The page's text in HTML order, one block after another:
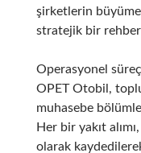
şirketlerin
stratejik bir
Operasyonel
OPET Otobil,
muhasebe
Her bir yakıt
olarak